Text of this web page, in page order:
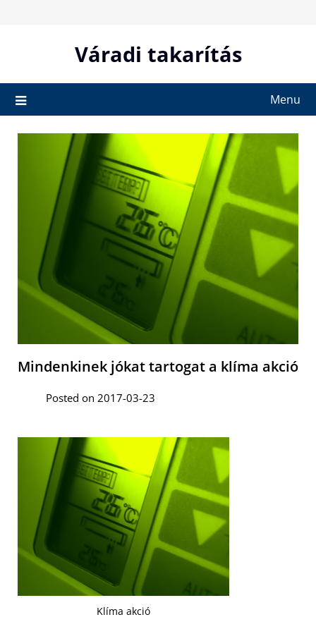
Váradi takarítás
Menu
Mindenkinek jókat tartogat a klíma akció
Posted on 2017-03-23
Klíma akció